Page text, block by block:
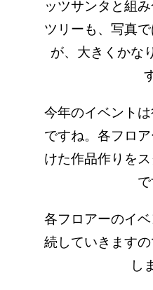
ッツサンタと組
ツリーも、 写真
が、大きくかな
今年のイベント
ですね。各フロ
けた作品作りを
で
各フロアーのイ
続していきます
し